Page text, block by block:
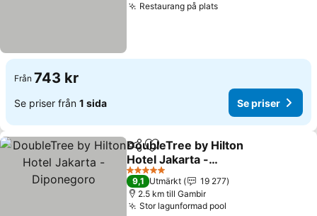
Restaurang på platsSe priser
Från 743 kr
Se priser från 1 sida Se priser
Dela Lägg till i Mina Favoriter
DoubleTree by Hilton
Hotel Jakarta -
Diponegoro
Se priser
5 Stjärnor
9,1 Utmärkt
19 277
2.5 km till Gambir
Stor lagunformad pool